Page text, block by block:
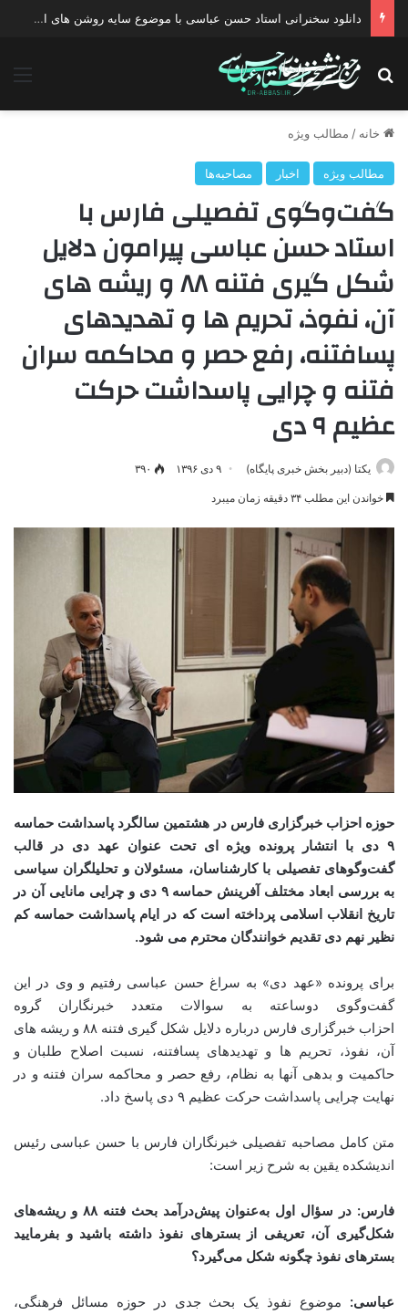
دانلود سخنرانی استاد حسن عباسی با موضوع چهار انتخاب ۱۴۰۰
جستجو برای
خانه / مطالب ویژه
مطالب ویژه اخبار مصاحبه‌ها
گفت‌و‌گوی تفصیلی فارس با
استاد حسن عباسی پیرامون دلایل
شکل گیری فتنه ۸۸ و ریشه های
آن، نفوذ، تحریم ها و تهدیدهای
پسافتنه، رفع حصر و محاکمه سران
فتنه و چرایی پاسداشت حرکت
عظیم ۹ دی
یکتا (دبیر بخش خبری پایگاه) ۹ دی ۱۳۹۶ ۳۹۰
خواندن این مطلب ۳۴ دقیقه زمان میبرد
حوزه احزاب خبرگزاری فارسدر هشتمین سالگرد پاسداشت حماسه
۹ دی با انتشار پرونده ویژه ای تحت عنوان عهد دی در قالب
گفتوگوهای تفصیلی با کارشناسان، مسئولان و تحلیلگران سیاسی
به بررسی ابعاد مختلف آفرینش حماسه۹ دی و چرایی مانایی آن در
تاریخ انقلاب اسلامی پرداخته است که در ایام پاسداشت حماسه کم
نظیر نهم دی تقدیم خوانندگان محترم می شود.
برای پرونده «عهد دی» به سراغ حسن عباسی رفتیم و وی در این
گفت‌وگوی دوساعته به سوالات متعدد خبرنگاران گروه
احزاب خبرگزاری فارس درباره دلایل شکل گیری فتنه ۸۸ و ریشه های
آن، نفوذ، تحریم ها و تهدیدهای پسافتنه، نسبت اصلاح طلبان و
حاکمیت و بدهی آنها به نظام، رفع حصر و محاکمه سران فتنه و در
نهایت چرایی پاسداشت حرکت عظیم ۹ دی پاسخ داد.
متن کامل مصاحبه تفصیلی خبرنگاران فارس با حسن عباسی رئیس
اندیشکده یقین به شرح زیر است:
فارس: در سؤال اول به‌عنوان پیش‌درآمد بحث فتنه۸۸ و ریشه‌های
شکل‌گیری آن، تعریفی از بسترهای نفوذ داشته باشید و بفرمایید
بسترهای نفوذ چگونه شکل می‌گیرد؟
عباسی: موضوع نفوذ یک بحث جدی در حوزه مسائل فرهنگی،